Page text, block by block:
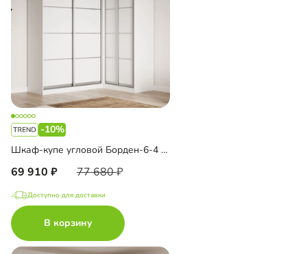
-10%
Шкаф-купе угловой Борден-6-4 1600
69 910 77 680
Доступно для доставки
В корзину